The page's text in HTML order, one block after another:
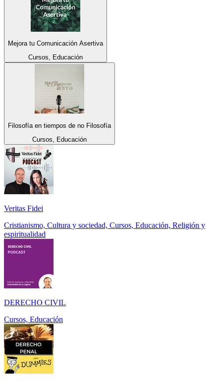
Mejora tu Comunicación Asertiva
Cursos, Educación
Filosofía en tiempos de no Filosofía
Cursos, Educación
Veritas Fidei
Cristianismo, Cultura y sociedad, Cursos, Educación, Religión y
espiritualidad
DERECHO CIVIL
Cursos, Educación